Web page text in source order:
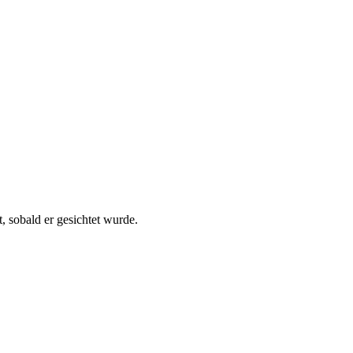
sobald er gesichtet wurde.